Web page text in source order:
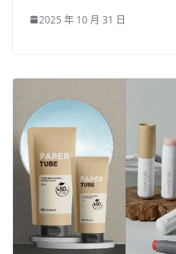
2025 年 10 月 31 日